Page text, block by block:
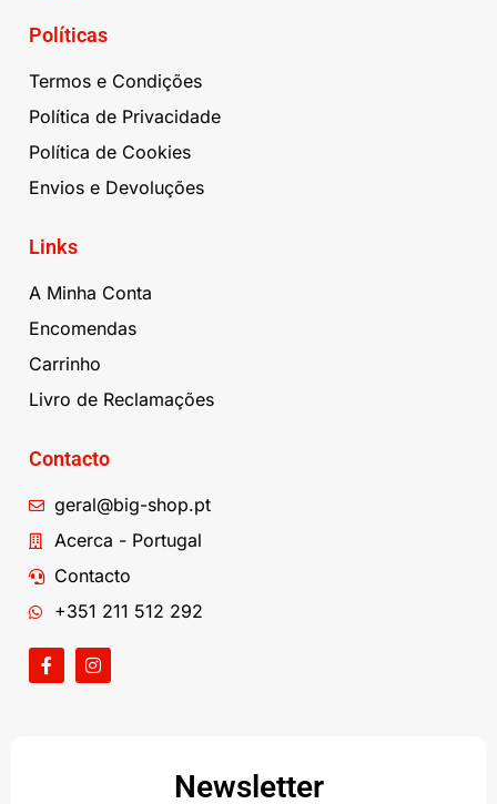
Políticas
Termos e Condições
Política de Privacidade
Política de Cookies
Envios e Devoluções
Links
A Minha Conta
Encomendas
Carrinho
Livro de Reclamações
Contacto
geral@big-shop.pt
Acerca - Portugal
Contacto
+351 211 512 292
Newsletter